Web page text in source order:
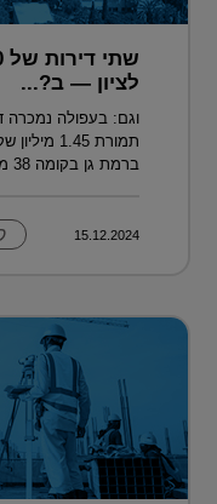
לציון — ב?...
ברמת גן בקומה 38 מתוך 55?
15.12.2024